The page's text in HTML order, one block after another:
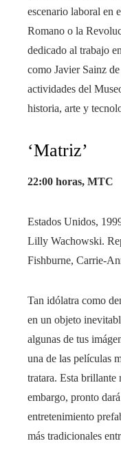
escenario laboral en
Romano o la
dedicado al trabajo
como Javier Sainz
actividades del
historia, arte y
‘Matriz’
22:00 horas, MTC
Estados Unidos,
Lilly Wachowski.
Fishburne, Carrie-
Tan idólatra como
en un objeto
algunas de tus
una de las películas
tratara. Esta
embargo, pronto
entretenimiento
más tradicionales